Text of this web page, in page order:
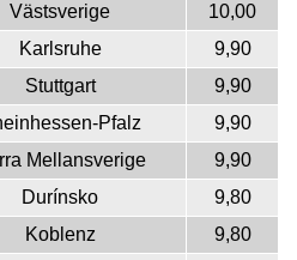
Västsverige
10,00
Karlsruhe
9,90
Stuttgart
9,90
Pfalz
9,90
Mellansverige
9,90
Durínsko
9,80
Koblenz
9,80